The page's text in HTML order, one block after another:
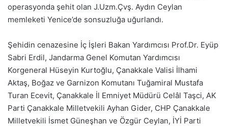
operasyonda şehit olan J.Uzm.Çvş. Aydın Ceylan
memleketi Yenice’de sonsuzluğa uğurlandı.
Şehidin cenazesine İç İşleri Bakan Yardımcısı Prof.Dr. Eyüp
Sabri Erdil, Jandarma Genel Komutan Yardımcısı
Korgeneral Hüseyin Kurtoğlu, Çanakkale Valisi İlhami
Aktaş, Boğaz ve Garnizon Komutanı Tuğamiral Mustafa
Turan Ecevit, Çanakkale İl Emniyet Müdürü Celâl Taşci, AK
Parti Çanakkale Milletvekili Ayhan Gider, CHP Çanakkale
Milletvekili İsmet Güneşhan ve Özgür Ceylan, İYİ Parti